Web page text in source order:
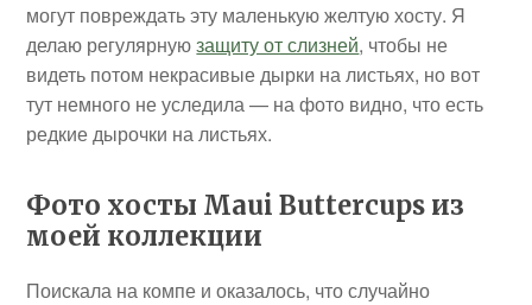
могут повреждать эту маленькую желтую хосту. Я
делаю регулярнуюзащиту от слизней, чтобы не
видеть потом некрасивые дырки на листьях, но вот
тут немного не уследила — на фото видно, что есть
редкие дырочки на листьях.
Фото хосты Maui Buttercups из
моей коллекции
Поискала на компе и оказалось, что случайно